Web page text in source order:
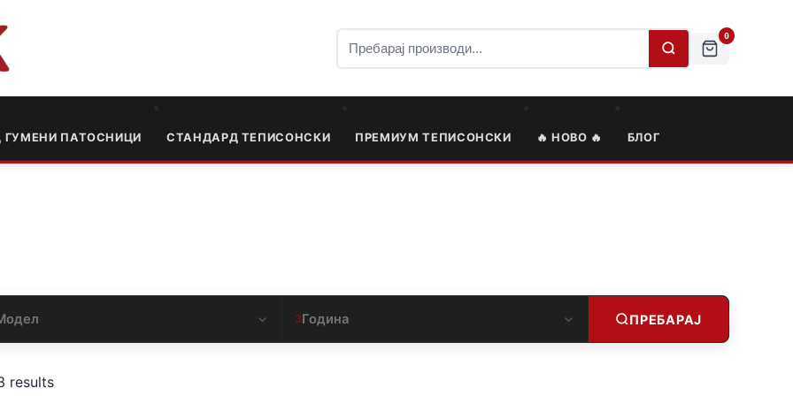
0
ГУМЕНИ ПАТОСНИЦИ СТАНДАРД ТЕПИСОНСКИ ПРЕМИУМ ТЕПИСОНСКИ 🔥 НОВО 🔥 БЛОГ
3Година ПРЕБАРАЈ
results